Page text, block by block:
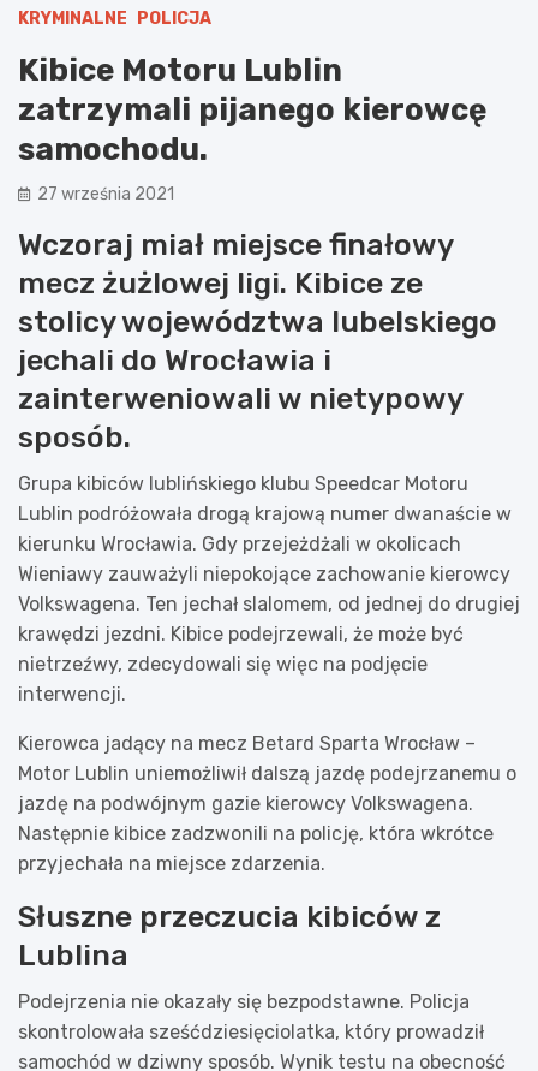
KRYMINALNE POLICJA
Kibice Motoru Lublin
zatrzymali pijanego kierowcę
samochodu.
27 września 2021
Wczoraj miał miejsce finałowy
mecz żużlowej ligi. Kibice ze
stolicy województwa lubelskiego
jechali do Wrocławia i
zainterweniowali w nietypowy
sposób.
Grupa kibiców lublińskiego klubu Speedcar Motoru
Lublin podróżowała drogą krajową numer dwanaście w
kierunku Wrocławia. Gdy przejeżdżali w okolicach
Wieniawy zauważyli niepokojące zachowanie kierowcy
Volkswagena. Ten jechał slalomem, od jednej do drugiej
krawędzi jezdni. Kibice podejrzewali, że może być
nietrzeźwy, zdecydowali się więc na podjęcie
interwencji.
Kierowca jadący na mecz Betard Sparta Wrocław –
Motor Lublin uniemożliwił dalszą jazdę podejrzanemu o
jazdę na podwójnym gazie kierowcy Volkswagena.
Następnie kibice zadzwonili na policję, która wkrótce
przyjechała na miejsce zdarzenia.
Słuszne przeczucia kibiców z
Lublina
Podejrzenia nie okazały się bezpodstawne. Policja
skontrolowała sześćdziesięciolatka, który prowadził
samochód w dziwny sposób. Wynik testu na obecność